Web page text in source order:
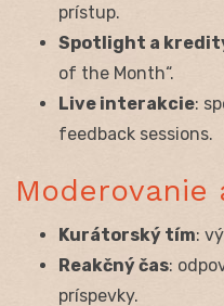
prístup.
Spotlight a
of the Month“.
Live interakcie:
feedback sessions.
Moderovanie
Kurátorský tím:
Reakčný čas:
príspevky.